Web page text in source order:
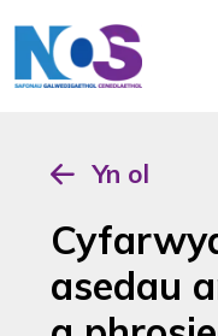
Yn ol
asedau